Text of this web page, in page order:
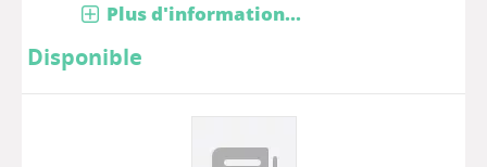
Plus d'information...
Disponible